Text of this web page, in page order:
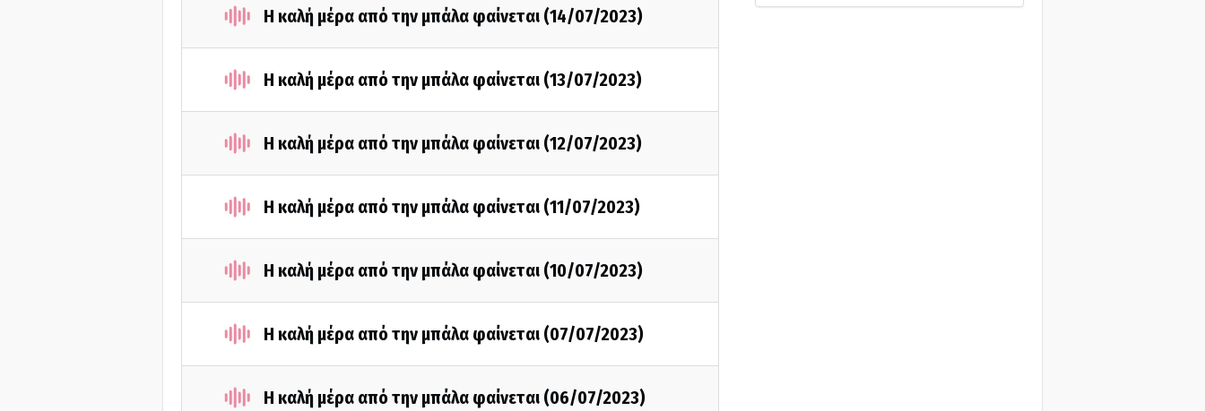
Η καλή μέρα από την μπάλα φαίνεται (14/07/2023)
Η καλή μέρα από την μπάλα φαίνεται (13/07/2023)
Η καλή μέρα από την μπάλα φαίνεται (12/07/2023)
Η καλή μέρα από την μπάλα φαίνεται (11/07/2023)
Η καλή μέρα από την μπάλα φαίνεται (10/07/2023)
Η καλή μέρα από την μπάλα φαίνεται (07/07/2023)
Η καλή μέρα από την μπάλα φαίνεται (06/07/2023)